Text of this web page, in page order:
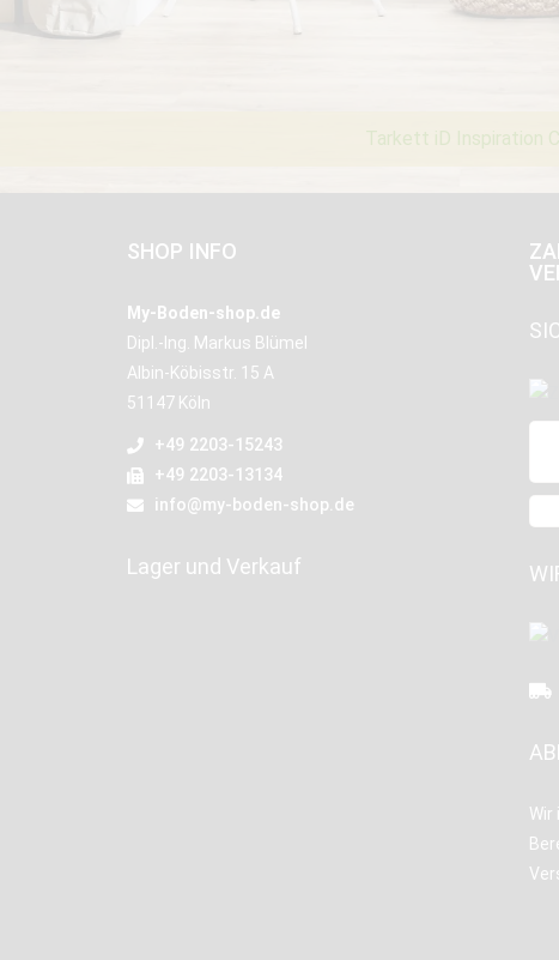
SHOP INFO
My-Boden-shop.de
Dipl.-Ing. Markus Blümel
Albin-Köbisstr. 15 A
51147 Köln
+49 2203-15243
+49 2203-13134
info@my-boden-shop.de
Lager und Verkauf
Wir